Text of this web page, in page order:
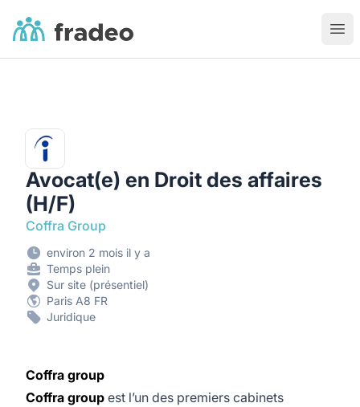
Fradeo
Avocat(e) en Droit des affaires
(H/F)
Coffra Group
environ 2 mois il y a
Temps plein
Sur site (présentiel)
Paris A8 FR
Juridique
Coffra group
Coffra group est l’un des premiers cabinets